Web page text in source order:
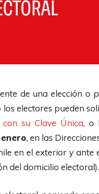
de una elección o
los electores pueden
su Clave Única, o
, en las
en el exterior y ante
del domicilio electoral).